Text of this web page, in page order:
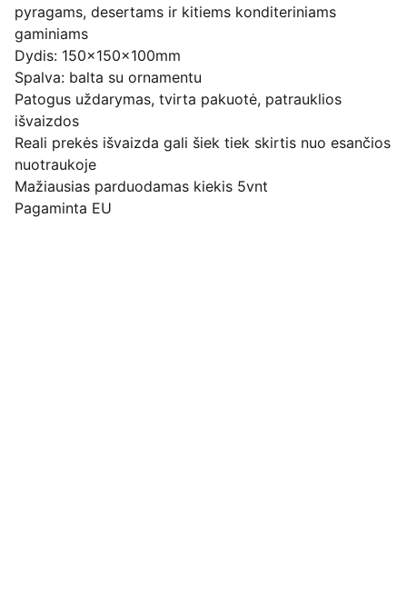
pyragams, desertams ir kitiems konditeriniams
gaminiams
Dydis: 150x150x100mm
Spalva: balta su ornamentu
Patogus uždarymas, tvirta pakuotė, patrauklios
išvaizdos
Reali prekės išvaizda gali šiek tiek skirtis nuo esančios
nuotraukoje
Mažiausias parduodamas kiekis 5vnt
Pagaminta EU